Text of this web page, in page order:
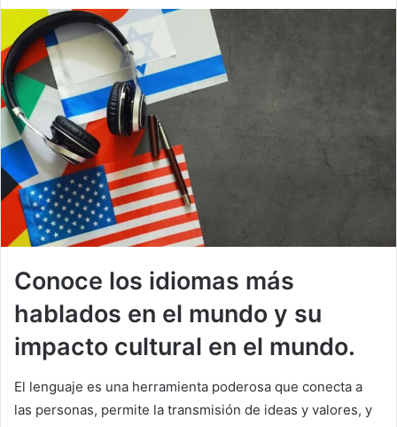
Conoce los idiomas más
hablados en el mundo y su
impacto cultural en el mundo.
El lenguaje es una herramienta poderosa que conecta a
las personas, permite la transmisión de ideas y valores, y